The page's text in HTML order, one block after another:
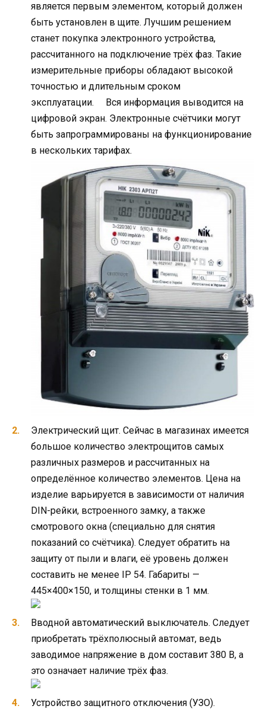
является первым элементом, который должен
быть установлен в щите. Лучшим решением
станет покупка электронного устройства,
рассчитанного на подключение трёх фаз. Такие
измерительные приборы обладают высокой
точностью и длительным сроком
эксплуатации. Вся информация выводится на
цифровой экран. Электронные счётчики могут
быть запрограммированы на функционирование
в нескольких тарифах.
Электрический щит. Сейчас в магазинах имеется
большое количество электрощитов самых
различных размеров и рассчитанных на
определённое количество элементов. Цена на
изделие варьируется в зависимости от наличия
DIN-рейки, встроенного замку, а также
смотрового окна (специально для снятия
показаний со счётчика). Следует обратить на
защиту от пыли и влаги, её уровень должен
составить не менее IP 54. Габариты —
445×400×150, и толщины стенки в 1 мм.
Вводной автоматический выключатель. Следует
приобретать трёхполюсный автомат, ведь
заводимое напряжение в дом составит 380 В, а
это означает наличие трёх фаз.
Устройство защитного отключения (УЗО).